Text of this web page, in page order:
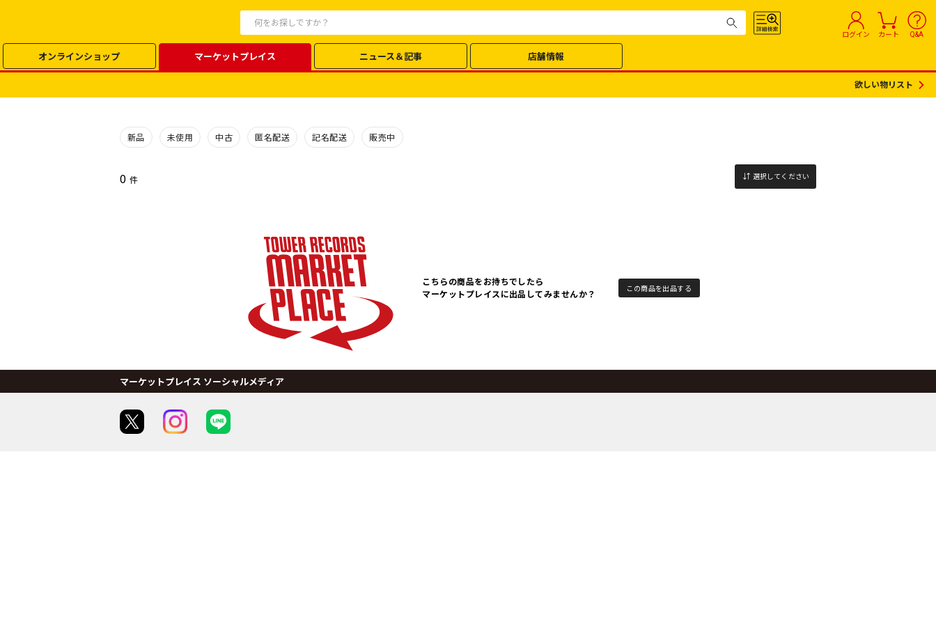
ログイン カート Q&A
オンラインショップ マーケットプレイス ニュース＆記事 店舗情報
欲しい物リスト
新品 未使用 中古 匿名配送 記名配送 販売中
0 件 選択してください
こちらの商品をお持ちでしたら
マーケットプレイスに出品してみませんか？
この商品を出品する
マーケットプレイス ソーシャルメディア